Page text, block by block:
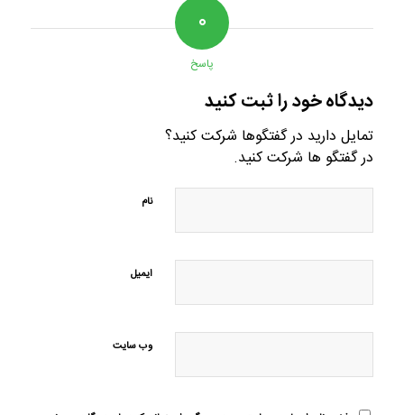
۰
پاسخ
دیدگاه خود را ثبت کنید
تمایل دارید در گفتگوها شرکت کنید؟
در گفتگو ها شرکت کنید.
نام
ایمیل
وب‌ سایت